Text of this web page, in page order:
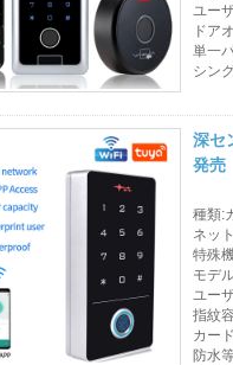
ユー
ドア
単一
シン
深セ
発売
種類:
ネッ
特殊
モデ
ユー
指紋
カー
防水